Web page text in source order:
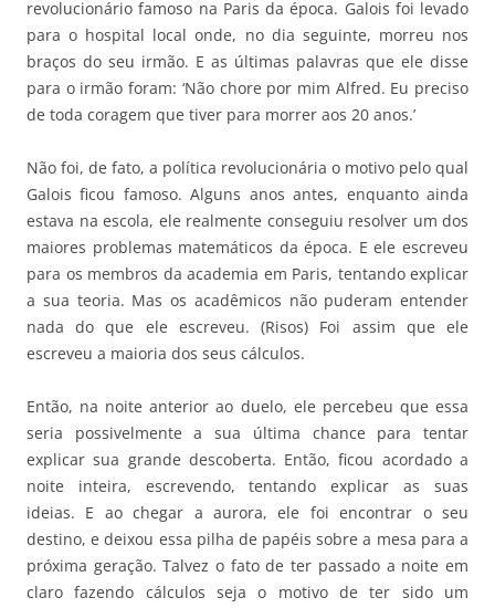
revolucionário famoso na Paris da época. Galois foi levado
para o hospital local onde, no dia seguinte, morreu nos
braços do seu irmão. E as últimas palavras que ele disse
para o irmão foram: ‘Não chore por mim Alfred. Eu preciso
de toda coragem que tiver para morrer aos 20 anos.’
Não foi, de fato, a política revolucionária o motivo pelo qual
Galois ficou famoso. Alguns anos antes, enquanto ainda
estava na escola, ele realmente conseguiu resolver um dos
maiores problemas matemáticos da época. E ele escreveu
para os membros da academia em Paris, tentando explicar
a sua teoria. Mas os acadêmicos não puderam entender
nada do que ele escreveu. (Risos) Foi assim que ele
escreveu a maioria dos seus cálculos.
Então, na noite anterior ao duelo, ele percebeu que essa
seria possivelmente a sua última chance para tentar
explicar sua grande descoberta. Então, ficou acordado a
noite inteira, escrevendo, tentando explicar as suas
ideias. E ao chegar a aurora, ele foi encontrar o seu
destino, e deixou essa pilha de papéis sobre a mesa para a
próxima geração. Talvez o fato de ter passado a noite em
claro fazendo cálculos seja o motivo de ter sido um